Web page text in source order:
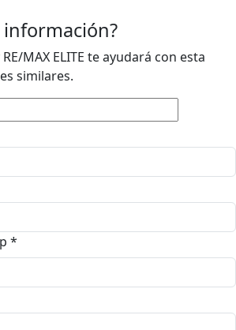
información?
MAX ELITE te ayudará con esta
similares.
*